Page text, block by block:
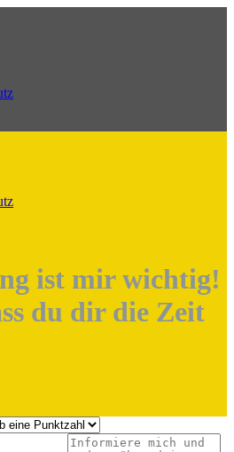
ist mir wichtig!
du dir die Zeit